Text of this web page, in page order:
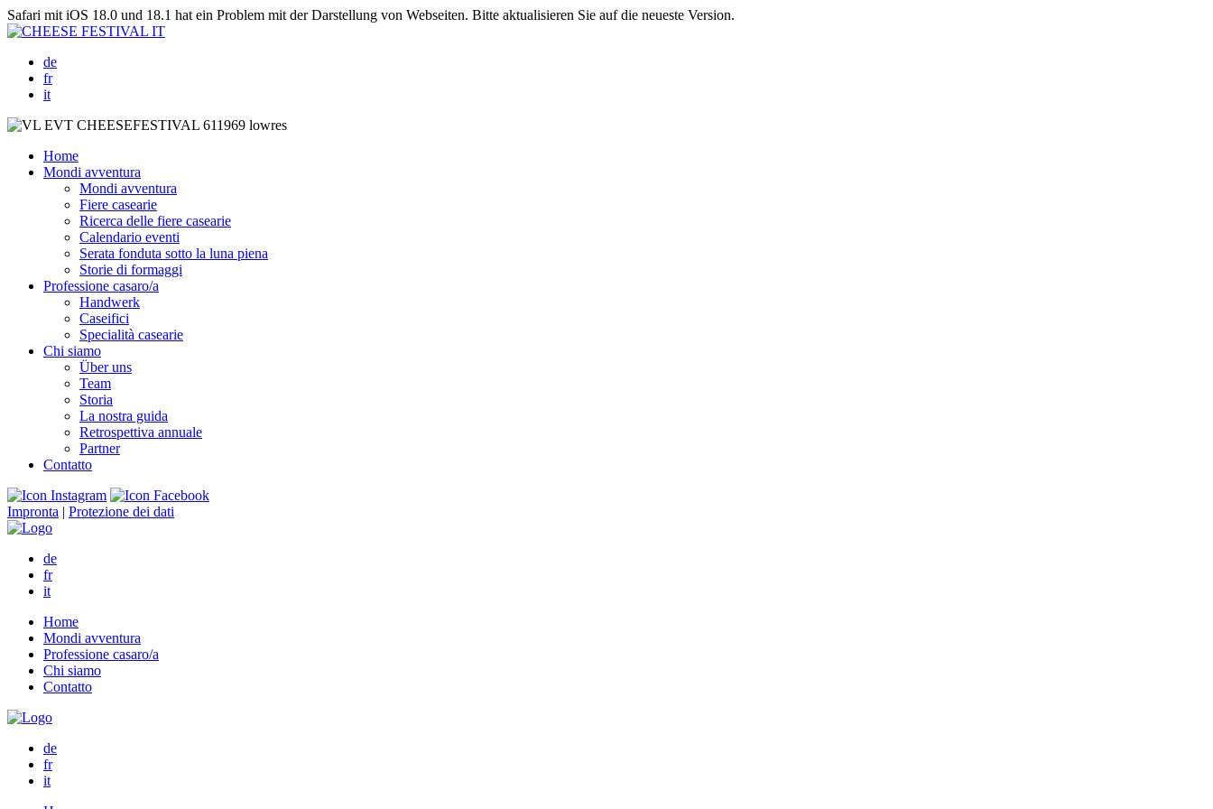
Safari mit iOS 18.0 und 18.1 hat ein Problem mit der Darstellung von Webseiten. Bitte aktualisieren Sie auf die neueste Version.
de
fr
it
Home
Mondi avventura
Mondi avventura
Fiere casearie
Ricerca delle fiere casearie
Calendario eventi
Serata fonduta sotto la luna piena
Storie di formaggi
Professione casaro/a
Handwerk
Caseifici
Specialità casearie
Chi siamo
Über uns
Team
Storia
La nostra guida
Retrospettiva annuale
Partner
Contatto
Impronta | Protezione dei dati
de
fr
it
Home
Mondi avventura
Professione casaro/a
Chi siamo
Contatto
de
fr
it